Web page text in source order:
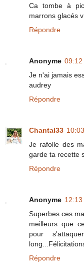
Ca tombe à
marrons glacés
Répondre
Anonyme 09:12
Je n'ai jamais
audrey
Répondre
Chantal33 10:03
Je rafolle des
garde ta recette
Répondre
Anonyme 12:13
Superbes ces
meilleurs que
pour
Répondre